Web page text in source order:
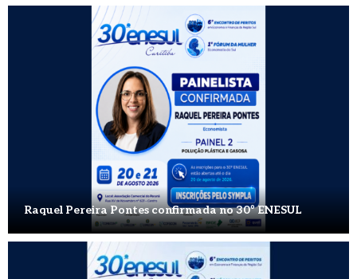
Raquel Pereira Pontes confirmada no 30º ENESUL